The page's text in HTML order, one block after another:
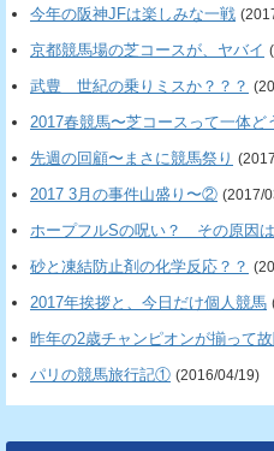
今年の阪神JFは楽しみな一戦
京都競馬場の芝コースが、ヤバイ
武豊 世紀の乗りミスか？？？
2017春競馬〜芝コースって一体ど
先週の回顧〜まさに競馬祭り
2017 3月の事件山盛り〜② (2017/
ホープフルSの呪い？ その原因は
砂と凍結防止剤の化学反応？？
2017年挨拶と、今日だけ個人競馬
昨年の2歳チャンピオンが揃って故
パリの競馬旅行記① (2016/04/19)